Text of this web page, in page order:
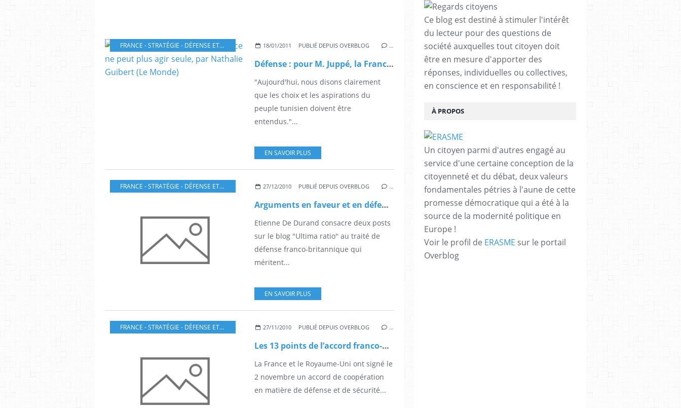
FRANCE - STRATÉGIE - DÉFENSE ET SÉCURITÉ 18/01/2011 PUBLIÉ DEPUIS OVERBLOG …
Défense : pour M. Juppé, la France ne peut plus agir seule, par Nathalie Guibert (Le Monde)
"Aujourd'hui, nous disons clairement
que les choix et les aspirations du
peuple tunisien doivent être
entendus."...
EN SAVOIR PLUS
FRANCE - STRATÉGIE - DÉFENSE ET SÉCURITÉ 27/12/2010 PUBLIÉ DEPUIS OVERBLOG …
Arguments en faveur et en défense du Traité de défense franco-britannique, selon Etienne De Durand
Etienne De Durand consacre deux posts
sur le blog "Ultima ratio" au traité de
défense franco-britannique qui
méritent...
EN SAVOIR PLUS
FRANCE - STRATÉGIE - DÉFENSE ET SÉCURITÉ 27/11/2010 PUBLIÉ DEPUIS OVERBLOG …
Les 13 points de l’accord franco-britannique sur la défense (Bruxelles2.eu)
La France et le Royaume-Uni ont signé le
2 novembre un accord de coopération
en matière de défense et de sécurité...
Ce blog est destiné à stimuler l'intérêt
du lecteur pour des questions de
société auxquelles tout citoyen doit
être en mesure d'apporter des
réponses, individuelles ou collectives,
en conscience et en responsabilité !
À PROPOS
Un citoyen parmi d'autres engagé au
service d'une certaine conception de la
citoyenneté et du débat, deux valeurs
fondamentales pétries à l'aune de cette
promesse démocratique qui a été à la
source de la modernité politique en
Europe !
Voir le profil de ERASME sur le portail
Overblog